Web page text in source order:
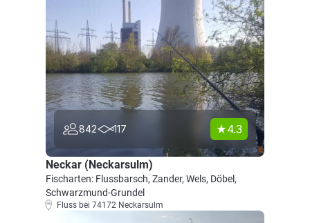
842 117 4.3
Neckar (Neckarsulm)
Fischarten: Flussbarsch, Zander, Wels, Döbel,
Schwarzmund-Grundel
Fluss bei 74172 Neckarsulm